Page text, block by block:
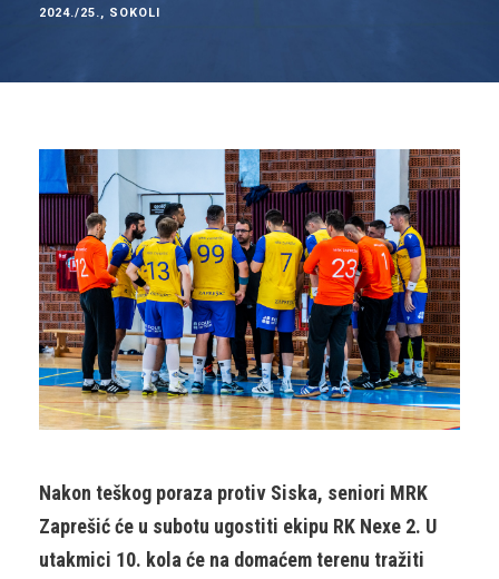
2024./25.
SOKOLI
Nakon teškog poraza protiv Siska, seniori MRK
Zaprešić će u subotu ugostiti ekipu RK Nexe 2. U
utakmici 10. kola će na domaćem terenu tražiti